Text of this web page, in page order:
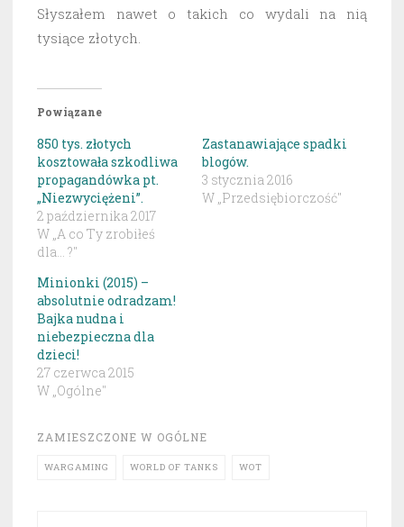
Słyszałem nawet o takich co wydali na nią
tysiące złotych.
Powiązane
850 tys. złotych
kosztowała szkodliwa
propagandówka pt.
„Niezwyciężeni”.
2 października 2017
W „A co Ty zrobiłeś
dla... ?"
Zastanawiające spadki
blogów.
3 stycznia 2016
W „Przedsiębiorczość"
Minionki (2015) –
absolutnie odradzam!
Bajka nudna i
niebezpieczna dla
dzieci!
27 czerwca 2015
W „Ogólne"
ZAMIESZCZONE W OGÓLNE
WARGAMING WORLD OF TANKS WOT